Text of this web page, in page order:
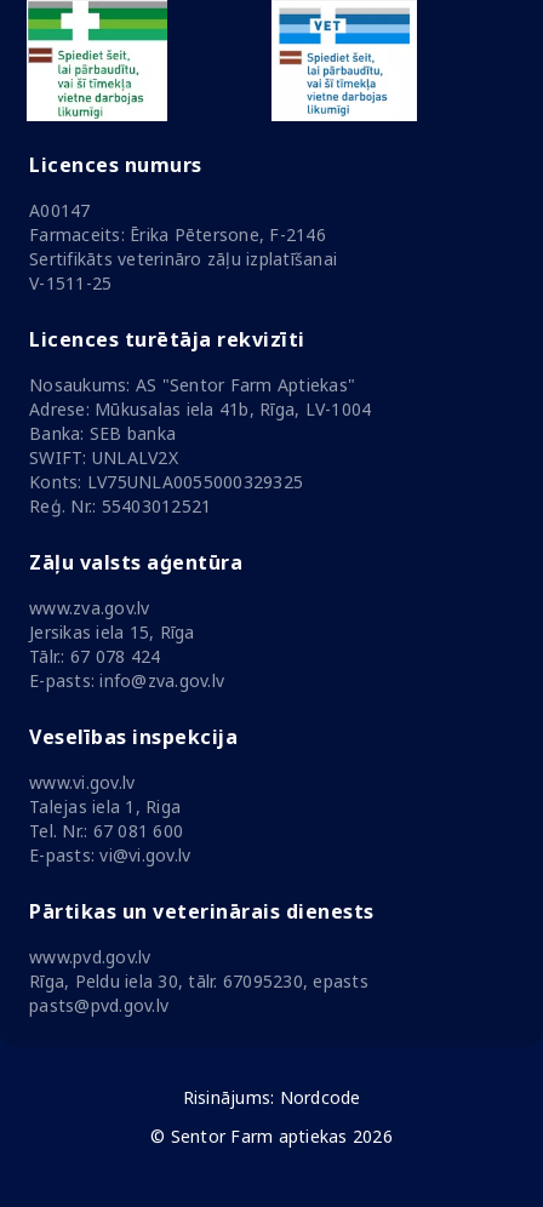
Licences numurs
A00147
Farmaceits: Ērika Pētersone, F-2146
Sertifikāts veterināro zāļu izplatīšanai
V-1511-25
Licences turētāja rekvizīti
Nosaukums: AS "Sentor Farm Aptiekas"
Adrese: Mūkusalas iela 41b, Rīga, LV-1004
Banka: SEB banka
SWIFT: UNLALV2X
Konts: LV75UNLA0055000329325
Reģ. Nr.: 55403012521
Zāļu valsts aģentūra
www.zva.gov.lv
Jersikas iela 15, Rīga
Tālr.: 67 078 424
E-pasts: info@zva.gov.lv
Veselības inspekcija
www.vi.gov.lv
Talejas iela 1, Riga
Tel. Nr.: 67 081 600
E-pasts: vi@vi.gov.lv
Pārtikas un veterinārais dienests
www.pvd.gov.lv
Rīga, Peldu iela 30, tālr. 67095230, epasts
pasts@pvd.gov.lv
Risinājums: Nordcode
© Sentor Farm aptiekas 2026